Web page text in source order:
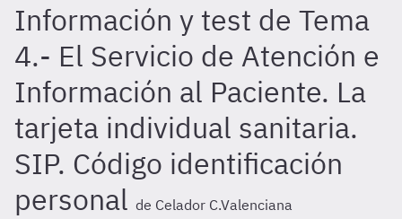
Información y test de Tema
4.- El Servicio de Atención e
Información al Paciente. La
tarjeta individual sanitaria.
SIP. Código identificación
personal de Celador C.Valenciana